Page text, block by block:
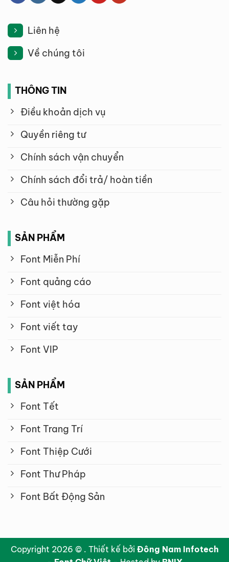
Liên hệ
Về chúng tôi
THÔNG TIN
Điều khoản dịch vụ
Quyền riêng tư
Chính sách vận chuyển
Chính sách đổi trả/ hoàn tiền
Câu hỏi thường gặp
SẢN PHẨM
Font Miễn Phí
Font quảng cáo
Font việt hóa
Font viết tay
Font VIP
SẢN PHẨM
Font Tết
Font Trang Trí
Font Thiệp Cưới
Font Thư Pháp
Font Bất Động Sản
Copyright 2026 © . Thiết kế bởi Đông Nam Infotech